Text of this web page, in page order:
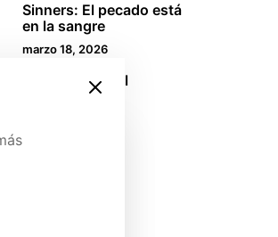
Sinners: El pecado está
en la sangre
marzo 18, 2026
Eleven: Un final
innecesario